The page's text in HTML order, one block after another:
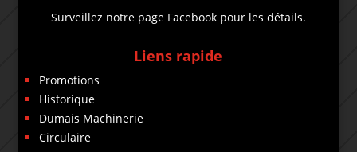
Surveillez notre page Facebook pour les détails.
Liens rapide
Promotions
Historique
Dumais Machinerie
Circulaire